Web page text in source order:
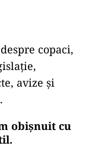
copaci,
avize și
obișnuit cu